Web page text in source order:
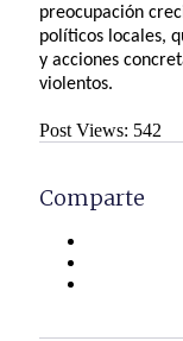
preocupación
políticos locales,
y acciones
violentos.
Post Views: 542
Comparte